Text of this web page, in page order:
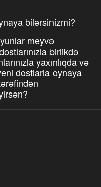
bilərsinizmi?
meyvə
birlikdə
yaxınlıqda və
dostlarla oynaya